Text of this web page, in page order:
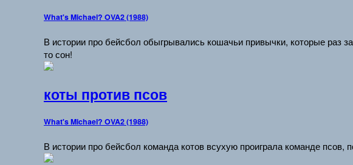
What's Michael? OVA2 (1988)
В истории про бейсбол обыгрывались кошачьи привычки, которые раз
то сон!
коты против псов
What's Michael? OVA2 (1988)
В истории про бейсбол команда котов всухую проиграла команде псов,